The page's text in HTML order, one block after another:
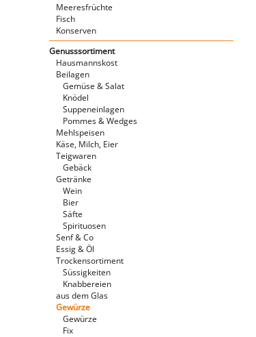
Meeresfrüchte
Fisch
Konserven
Genusssortiment
Hausmannskost
Beilagen
Gemüse & Salat
Knödel
Suppeneinlagen
Pommes & Wedges
Mehlspeisen
Käse, Milch, Eier
Teigwaren
Gebäck
Getränke
Wein
Bier
Säfte
Spirituosen
Senf & Co
Essig & Öl
Trockensortiment
Süssigkeiten
Knabbereien
aus dem Glas
Gewürze
Gewürze
Fix